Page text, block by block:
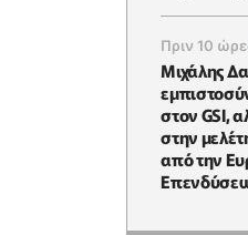
Πριν 10
Μιχάλης
στον GSI,
στην
από την